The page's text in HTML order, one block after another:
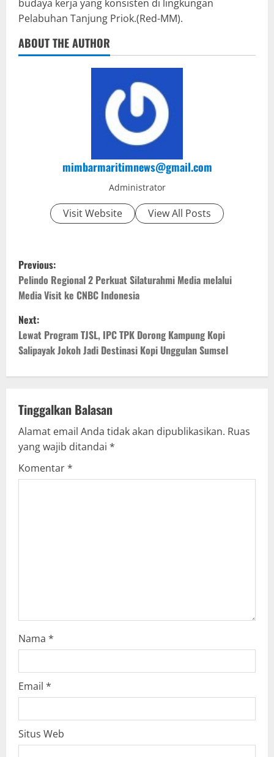
budaya kerja yang konsisten di lingkungan
Pelabuhan Tanjung Priok.(Red-MM).
ABOUT THE AUTHOR
mimbarmaritimnews@gmail.com
Administrator
Visit Website View All Posts
P
o
s
t
n
v
i
g
Previous:
Pelindo Regional 2 Perkuat Silaturahmi Media melalui
Media Visit ke CNBC Indonesia
Next:
Lewat Program TJSL, IPC TPK Dorong Kampung Kopi
Salipayak Jokoh Jadi Destinasi Kopi Unggulan Sumsel
Tinggalkan Balasan
Alamat email Anda tidak akan dipublikasikan. Ruas
yang wajib ditandai *
Komentar*
Nama *
Email *
Situs Web